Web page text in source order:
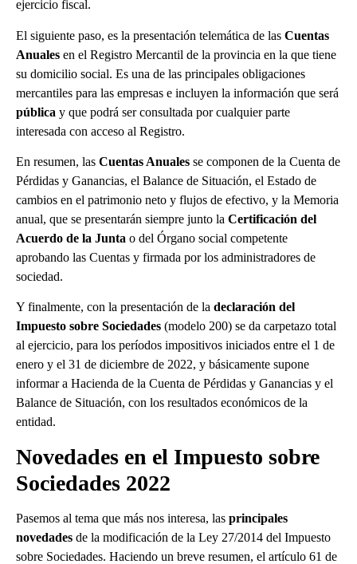
ejercicio fiscal.
El siguiente paso, es la presentación telemática de las Cuentas
Anuales en el Registro Mercantil de la provincia en la que tiene
su domicilio social. Es una de las principales obligaciones
mercantiles para las empresas e incluyen la información que será
pública y que podrá ser consultada por cualquier parte
interesada con acceso al Registro.
En resumen, las Cuentas Anuales se componen de la Cuenta de
Pérdidas y Ganancias, el Balance de Situación, el Estado de
cambios en el patrimonio neto y flujos de efectivo, y la Memoria
anual, que se presentarán siempre junto la Certificación del
Acuerdo de la Junta o del Órgano social competente
aprobando las Cuentas y firmada por los administradores de
sociedad.
Y finalmente, con la presentación de la declaración del
Impuesto sobre Sociedades (modelo 200) se da carpetazo total
al ejercicio, para los períodos impositivos iniciados entre el 1 de
enero y el 31 de diciembre de 2022, y básicamente supone
informar a Hacienda de la Cuenta de Pérdidas y Ganancias y el
Balance de Situación, con los resultados económicos de la
entidad.
Novedades en el Impuesto sobre
Sociedades 2022
Pasemos al tema que más nos interesa, las principales
novedades de la modificación de la Ley 27/2014 del Impuesto
sobre Sociedades. Haciendo un breve resumen, el artículo 61 de